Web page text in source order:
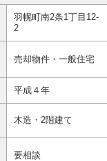
羽幌町南2条1丁目12-
2
売却物件・一般住宅
平成４年
木造・2階建て
要相談